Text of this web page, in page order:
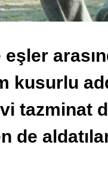
kusurlu
tazminat
de